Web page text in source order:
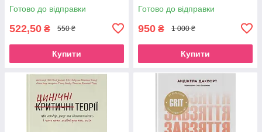
Готово до відправки
522,50 ₴ 550 ₴
Купити
Готово до відправки
950 ₴ 1 000 ₴
Купити